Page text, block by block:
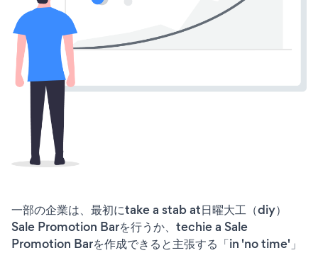
一部の企業は、最初にtake a stab at日曜大工（diy）
Sale Promotion Barを行うか、techie a Sale
Promotion Barを作成できると主張する「in 'no time'」